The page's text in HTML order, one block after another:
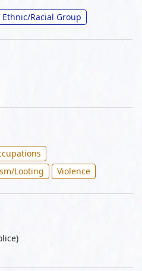
Ethnic/Racial Group
Looting Violence